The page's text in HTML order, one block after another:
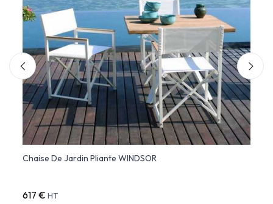
Chaise De Jardin Pliante WINDSOR
617 € HT